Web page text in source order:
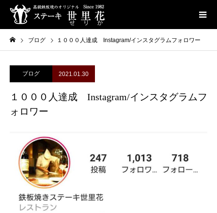
ブログ １０００人達成 Instagram/インスタグラムフォロワー
ブログ 2021.01.30
１０００人達成 Instagram/インスタグラムフ
ォロワー